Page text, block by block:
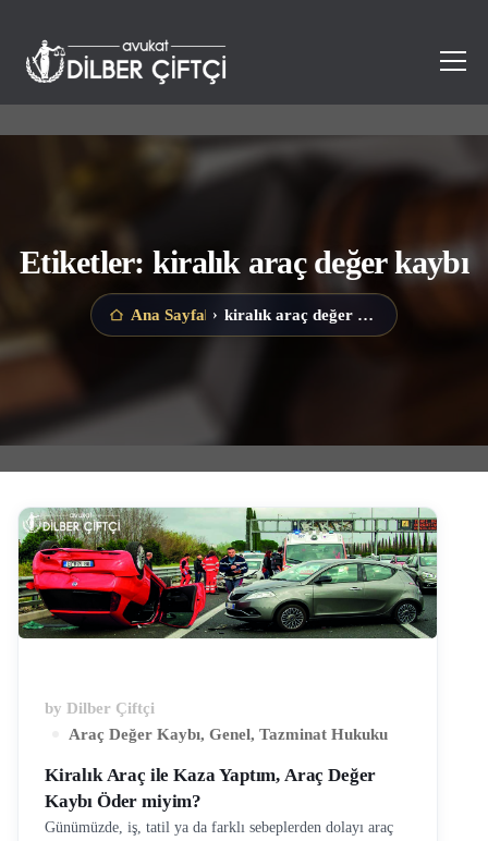
Etiketler: kiralık araç değer kaybı
Ana Sayfa › kiralık araç değer kaybı
by Dilber Çiftçi
Araç Değer Kaybı, Genel, Tazminat Hukuku
Kiralık Araç ile Kaza Yaptım, Araç Değer
Kaybı Öder miyim?
Günümüzde, iş, tatil ya da farklı sebeplerden dolayı araç